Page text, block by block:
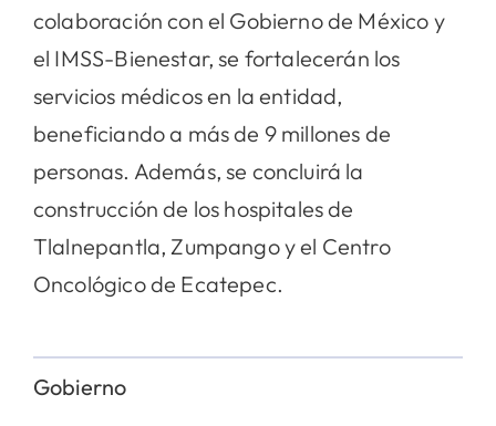
colaboración con el Gobierno de México y
el IMSS-Bienestar, se fortalecerán los
servicios médicos en la entidad,
beneficiando a más de 9 millones de
personas. Además, se concluirá la
construcción de los hospitales de
Tlalnepantla, Zumpango y el Centro
Oncológico de Ecatepec.
Gobierno